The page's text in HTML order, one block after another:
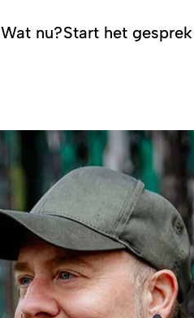
Wat nu?Start het gesprek